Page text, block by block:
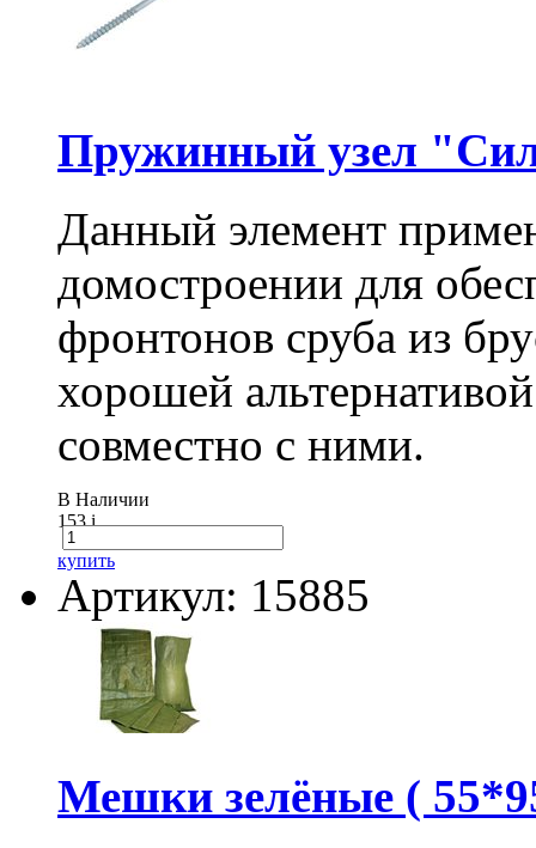
Пружинный узел
Данный элемент
домостроении для
фронтонов сруба из
хорошей
совместно с ними.
В Наличии
153i
купить
Артикул: 15885
Мешки зелёные (